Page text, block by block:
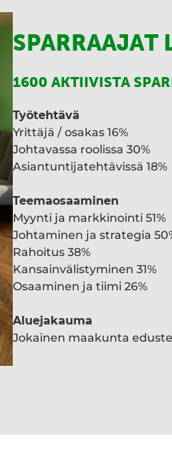
SPARRAAJAT
1600 AKTIIVISTA
Työtehtävä
Yrittäjä / osakas 16%
Johtavassa roolissa 30%
Asiantuntijatehtävissä 18%
Teemaosaaminen
Myynti ja markkinointi 51%
Johtaminen ja strategia
Rahoitus 38%
Kansainvälistyminen 31%
Osaaminen ja tiimi 26%
Aluejakauma
Jokainen maakunta